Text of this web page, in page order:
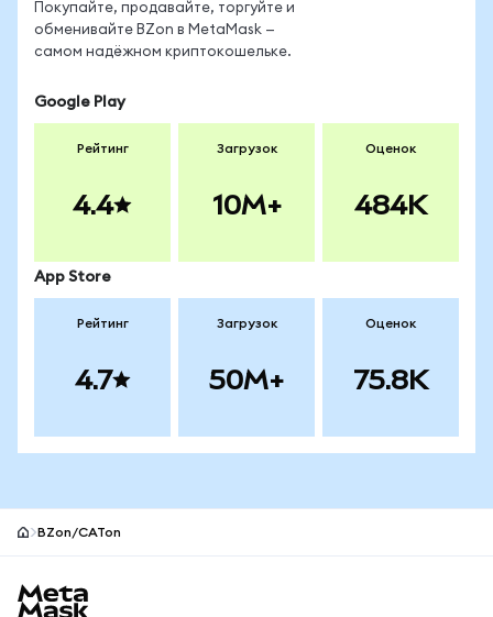
Покупайте, продавайте, торгуйте и
обменивайте BZon в MetaMask —
самом надёжном криптокошельке.
Google Play
Рейтинг
4.4
Загрузок
10M+
Оценок
484K
App Store
Рейтинг
4.7
Загрузок
50M+
Оценок
75.8K
BZon/CATon